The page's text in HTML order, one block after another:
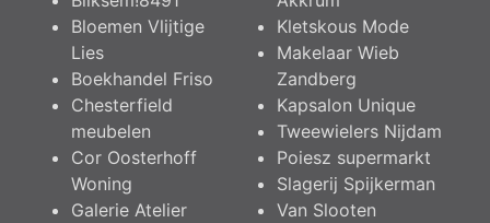
Bloemen Vlijtige
Lies
Boekhandel Friso
Chesterfield
meubelen
Cor Oosterhoff
Woning
Galerie Atelier
Kletskous Mode
Makelaar Wieb
Zandberg
Kapsalon Unique
Tweewielers Nijdam
Poiesz supermarkt
Slagerij Spijkerman
Van Slooten